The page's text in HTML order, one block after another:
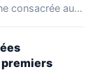
consacrée aux